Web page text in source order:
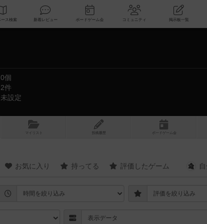
データベース 検索 新着レビュー ボードゲーム会 コミュニティ
0個
2件
未設定
マイリスト 投稿履歴 ボ ドゲ ーム
お気に入り 持ってる 評価したゲーム